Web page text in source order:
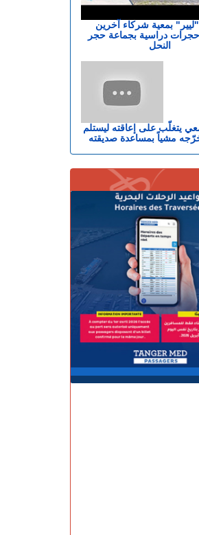
بمعية شركاء آخرين
دراسية بجماعة حجر
النحل
يتغلّب على إعاقته ليستلم
مشياً بمساعدة صديقته